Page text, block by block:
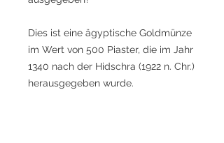
Dies ist eine ägyptische Goldmünze
im Wert von 500 Piaster, die im Jahr
1340 nach der Hidschra (1922 n. Chr.)
herausgegeben wurde.